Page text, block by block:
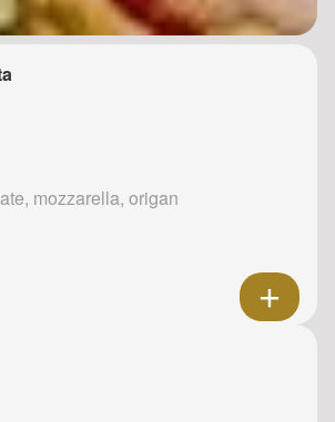
mozzarella, origan